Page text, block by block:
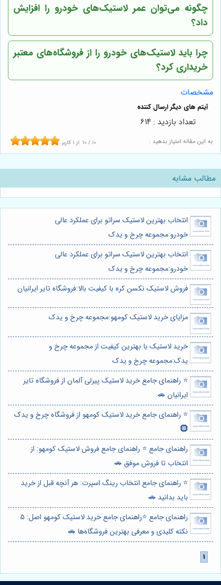
چگونه می‌توان عمر لاستیک‌های خودرو را افزایش
داد؟
چرا باید لاستیک‌های خودرو را از فروشگاه‌های معتبر
خریداری کرد؟
مشخصات
به این مقاله امتیاز بدهید : 10 / 10 از 1 کاربر
تعداد بازدید : 614
مطالب مشابه
انتخاب بهترین لاستیک سراتو برای عملکرد عالی
خودرو:مجموعه چرخ و یدک
انتخاب بهترین لاستیک سراتو برای عملکرد عالی
خودرو:مجموعه چرخ و یدک
فروش لاستیک نکسن کره با کیفیت بالا:فروشگاه تایر ایرانیان
مزایای خرید لاستیک کومهو:مجموعه چرخ و یدک
خرید لاستیک با بهترین کیفیت از مجموعه چرخ و
یدک:مجموعه چرخ و یدک
⭐️ راهنمای جامع خرید لاستیک پیرلی آلمان از فروشگاه تایر
ایرانیان 🚗
⭐️ راهنمای جامع خرید لاستیک کومهو از فروشگاه چرخ و یدک
🛞
راهنمای جامع ⭐️ راهنمای جامع فروش لاستیک کومهو: از
انتخاب تا فروش موفق 🚗
⭐️ راهنمای جامع انتخاب رینگ اسپرت: هر آنچه قبل از خرید
باید بدانید 🚗
راهنمای جامع ⭐️راهنمای جامع خرید لاستیک کومهو اصل: 5
نکته کلیدی و معرفی بهترین فروشگاه‌ها 🚗